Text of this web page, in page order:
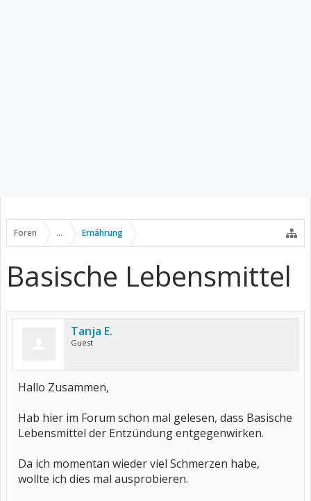
Foren ... Ernährung
Basische Lebensmittel
Tanja E.
Guest
Hallo Zusammen,
Hab hier im Forum schon mal gelesen, dass Basische
Lebensmittel der Entzündung entgegenwirken.
Da ich momentan wieder viel Schmerzen habe,
wollte ich dies mal ausprobieren.